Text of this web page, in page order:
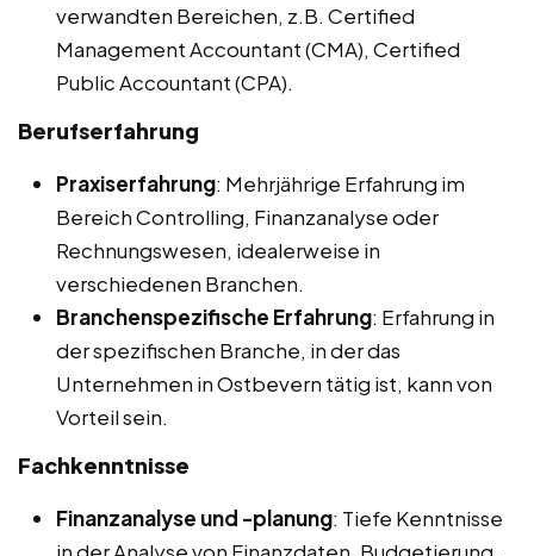
verwandten Bereichen, z.B. Certified
Management Accountant (CMA), Certified
Public Accountant (CPA).
Berufserfahrung
Praxiserfahrung: Mehrjährige Erfahrung im
Bereich Controlling, Finanzanalyse oder
Rechnungswesen, idealerweise in
verschiedenen Branchen.
Branchenspezifische Erfahrung: Erfahrung in
der spezifischen Branche, in der das
Unternehmen in Ostbevern tätig ist, kann von
Vorteil sein.
Fachkenntnisse
Finanzanalyse und -planung: Tiefe Kenntnisse